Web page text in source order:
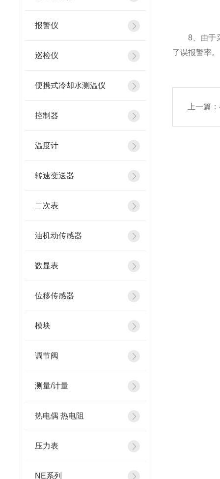
报警仪
巡检仪
便携式冷却水测温仪
控制器
温度计
转速变送器
二次表
油机动传感器
数显表
位移传感器
模块
调节阀
测量/计量
热电偶 热电阻
压力表
NE系列
8、由于采
了误报警率。
上一篇：